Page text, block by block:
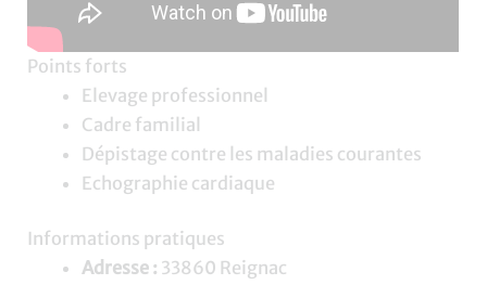
Points forts
Elevage professionnel
Cadre familial
Dépistage contre les maladies courantes
Echographie cardiaque
Informations pratiques
Adresse : 33860 Reignac